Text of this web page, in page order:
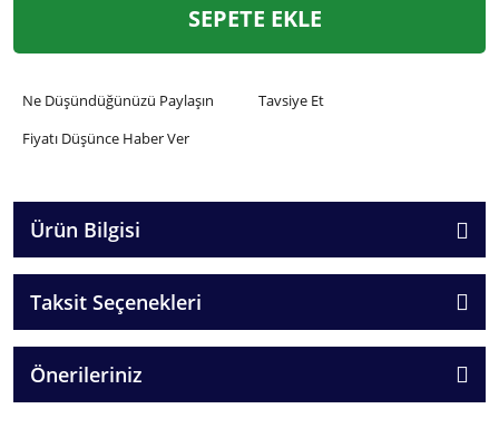
SEPETE EKLE
Ne Düşündüğünüzü Paylaşın
Tavsiye Et
Fiyatı Düşünce Haber Ver
Ürün Bilgisi
Taksit Seçenekleri
Önerileriniz